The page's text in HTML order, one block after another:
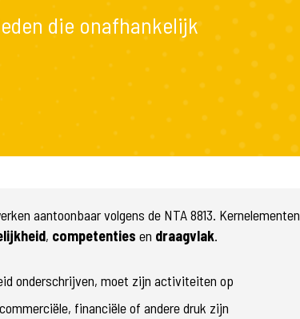
die onafhankelijk
aantoonbaar volgens de NTA 8813. Kernelementen
, competenties en draagvlak.
onderschrijven, moet zijn activiteiten op
financiële of andere druk zijn